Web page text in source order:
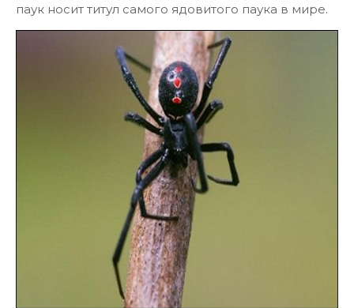
паук носит титул самого ядовитого паука в мире.